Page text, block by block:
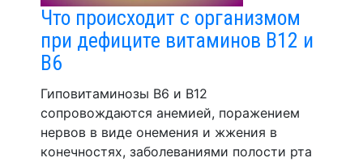
Что происходит с организмом
при дефиците витаминов В12 и
В6
Гиповитаминозы В6 и В12
сопровождаются анемией, поражением
нервов в виде онемения и жжения в
конечностях, заболеваниями полости рта